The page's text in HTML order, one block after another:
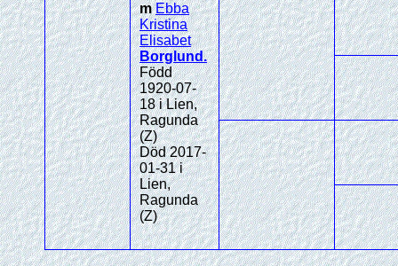
mEbba
Kristina
Elisabet
Borglund.
Född
1920-07-
18 i Lien,
Ragunda
(Z)
Död 2017-
01-31 i
Lien,
Ragunda
(Z)